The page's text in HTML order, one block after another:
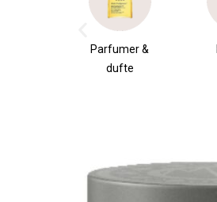
Parfumer &
dufte